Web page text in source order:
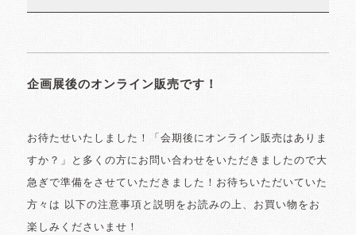
企画展後のオンライン販売です！
お待たせいたしました！「会期後にオンライン販売はありま
すか？」と多くの方にお問い合わせをいただきましたので大
急ぎで準備をさせていただきました！お待ちいただいていた
方々は 以下の注意事項と説明をお読みの上、お買い物をお
楽しみくださいませ！